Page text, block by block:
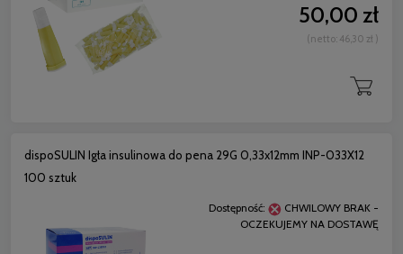
50,00 zł
(netto: 46,30 zł )
dispoSULIN Igła insulinowa do pena 29G 0,33x12mm INP-033X12
100 sztuk
Dostępność:
CHWILOWY BRAK -
OCZEKUJEMY NA DOSTAWĘ